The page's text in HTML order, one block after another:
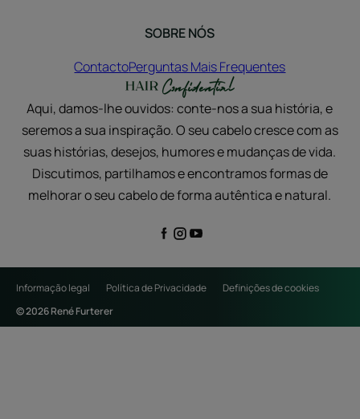
SOBRE NÓS
ContactoPerguntas Mais Frequentes
Aqui, damos-lhe ouvidos: conte-nos a sua história, e
seremos a sua inspiração. O seu cabelo cresce com as
suas histórias, desejos, humores e mudanças de vida.
Discutimos, partilhamos e encontramos formas de
melhorar o seu cabelo de forma autêntica e natural.
Informação legal Política de Privacidade
Definições de cookies
© 2026 René Furterer